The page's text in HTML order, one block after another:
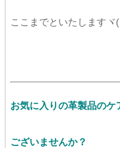
ここまでといたします
お気に入りの革製品の
ございませんか？